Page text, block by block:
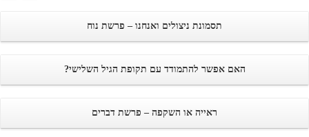
תסמונת ניצולים ואנחנו – פרשת נוח
האם אפשר להתמודד עם תקופת הגיל השלישי?
ראייה או השקפה – פרשת דברים